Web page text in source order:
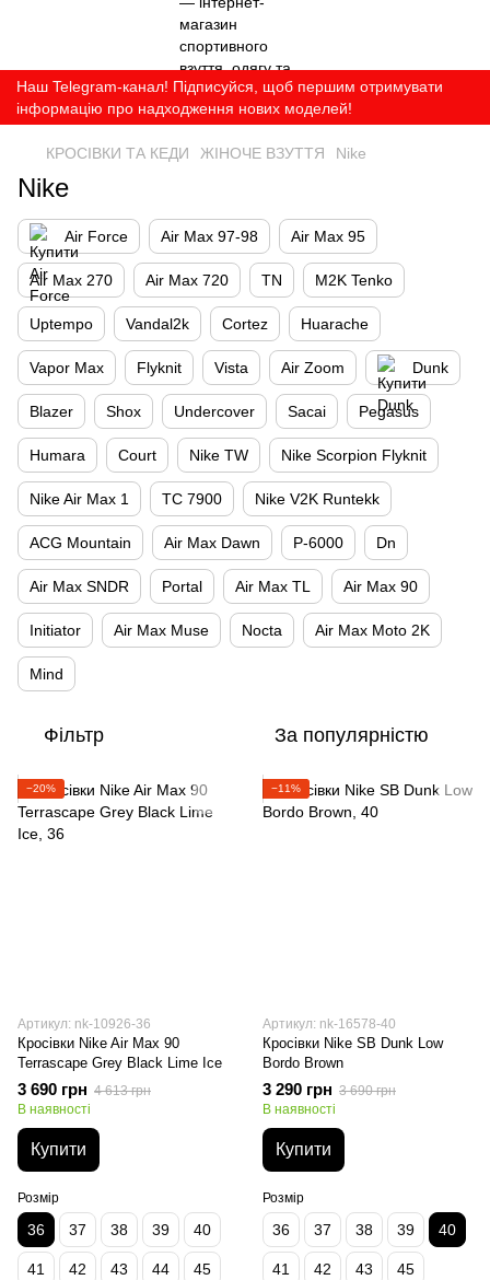
Наш Telegram-канал! Підписуйся, щоб першим отримувати
інформацію про надходження нових моделей!
КРОСІВКИ ТА КЕДИ ЖІНОЧЕ ВЗУТТЯ Nike
Nike
Air Force Air Max 97-98 Air Max 95
Air Max 270 Air Max 720 TN M2K Tenko
Uptempo Vandal2k Cortez Huarache
Vapor Max Flyknit Vista Air Zoom Dunk
Blazer Shox Undercover Sacai Pegasus
Humara Court Nike TW Nike Scorpion Flyknit
Nike Air Max 1 TC 7900 Nike V2K Runtekk
ACG Mountain Air Max Dawn P-6000 Dn
Air Max SNDR Portal Air Max TL Air Max 90
Initiator Air Max Muse Nocta Air Max Moto 2K
Mind
Фільтр За популярністю
−20%
Артикул: nk-10926-36
Кросівки Nike Air Max 90
Terrascape Grey Black Lime Ice
3 690 грн 4 613 грн
В наявності
Купити
Розмір
36 37 38 39 40
41 42 43 44 45
−11%
Артикул: nk-16578-40
Кросівки Nike SB Dunk Low
Bordo Brown
3 290 грн 3 690 грн
В наявності
Купити
Розмір
36 37 38 39 40
41 42 43 45